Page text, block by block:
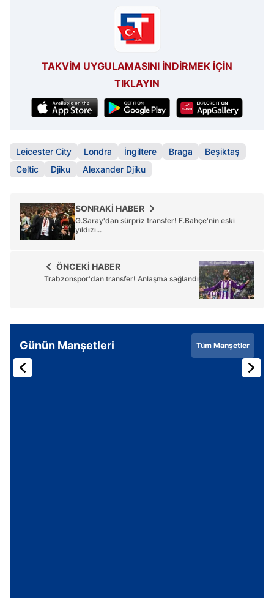
sınırlı olarak açık rızanız dahilinde kullanılacaktır.
Çerezlere ilişkin tercihlerinizi aşağıda yer alan panel
için Ayarlar butonuna tıklayabilir,Çerez Bilgilendirme
ziyaret edebilirsiniz.
6698 sayılı Kişisel Verilerin Korunması Kanunu uyarınca
ilgili mevzuata uygun olarak kullanılan çerezlerle ilgili bilgi
almak için lütfentıklayınız.
TAKVİM UYGULAMASINI İNDİRMEK İÇİN
TIKLAYIN
Leicester City Londra İngiltere Braga
Beşiktaş
Celtic
Djiku Alexander Djiku
SONRAKİ HABER
G.Saray'dan sürpriz transfer! F.Bahçe'nin eski
yıldızı...
ÖNCEKİ HABER
Trabzonspor'dan transfer! Anlaşma sağlandı
Günün Manşetleri Tüm Manşetler